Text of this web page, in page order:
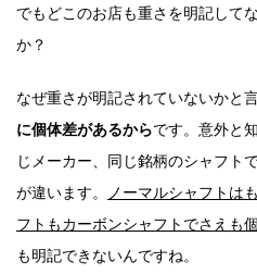
でもどこのお店も重さを明記して
か？
なぜ重さが明記されていないかと
に個体差があるからです。意外と
じメーカー、同じ銘柄のシャフト
が違います。
ノーマルシャフトは
フトもカーボンシャフトでさえも
も明記できないんですね。